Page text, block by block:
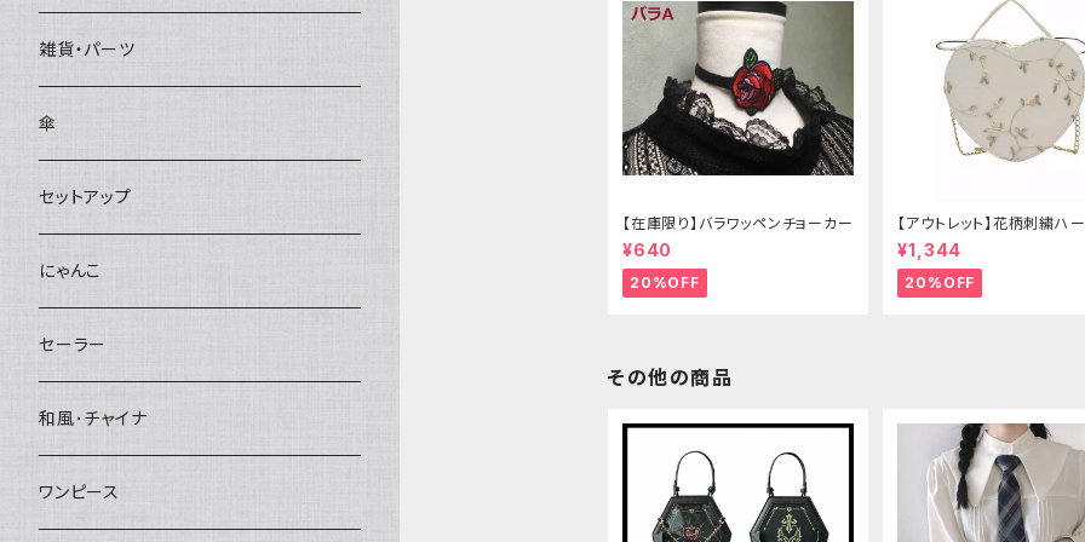
【在庫限り】バラワッペンチョーカー
¥640
20%OFF
【アウトレット】花柄刺繍ハ
グ
¥1,344
20%OFF
その他の商品
雑貨・パーツ
傘
セットアップ
にゃんこ
セーラー
和風･チャイナ
ワンピース